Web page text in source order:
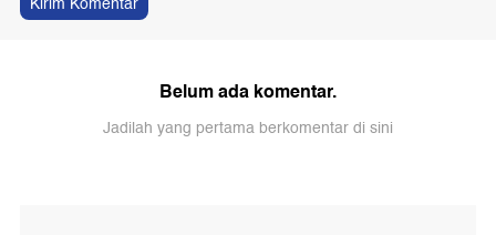
Belum ada komentar.
Jadilah yang pertama berkomentar di sini